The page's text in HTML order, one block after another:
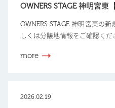
OWNERS STAGE 神明宮東
OWNERS STAGE 神明宮東の
しくは分譲地情報をご確認くだ
more
2026.02.19